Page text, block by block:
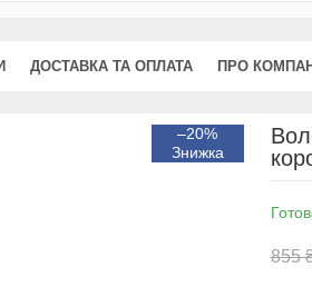
ДОСТАВКА ТА ОПЛАТА ПРО
–20%
855